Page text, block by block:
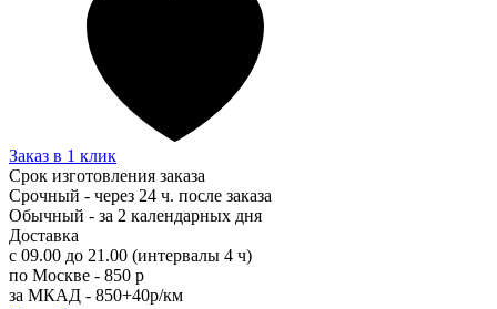
Заказ в 1 клик
Срок изготовления заказа
Срочный - через 24 ч. после заказа
Обычный - за 2 календарных дня
Доставка
с 09.00 до 21.00 (интервалы 4 ч)
по Москве - 850 р
за МКАД - 850+40р/км